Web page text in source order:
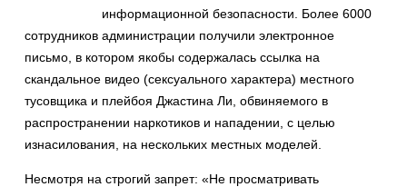
информационной безопасности. Более 6000
сотрудников администрации получили электронное
письмо, в котором якобы содержалась ссылка на
скандальное видео (сексуального характера) местного
тусовщика и плейбоя Джастина Ли, обвиняемого в
распространении наркотиков и нападении, с целью
изнасилования, на нескольких местных моделей.
Несмотря на строгий запрет: «Не просматривать